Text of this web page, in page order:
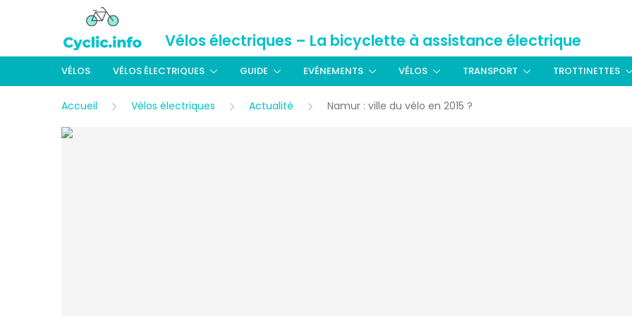
Vélos électriques – La bicyclette à assistance électrique
VÉLOS VÉLOS ÉLECTRIQUES GUIDE EVÉNEMENTS VÉLOS TRANSPORT TROTTINETTES
Accueil Vélos électriques Actualité Namur : ville du vélo en 2015 ?